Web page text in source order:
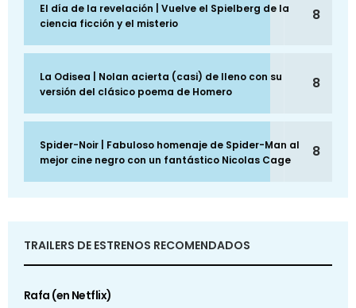
El día de la revelación | Vuelve el Spielberg de la
ciencia ficción y el misterio
8
La Odisea | Nolan acierta (casi) de lleno con su
versión del clásico poema de Homero
8
Spider-Noir | Fabuloso homenaje de Spider-Man al
mejor cine negro con un fantástico Nicolas Cage
8
TRAILERS DE ESTRENOS RECOMENDADOS
Rafa (en Netflix)